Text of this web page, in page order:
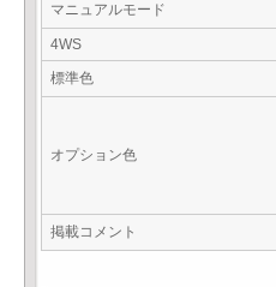
マニュアルモード
4WS
標準色
オプション色
掲載コメント